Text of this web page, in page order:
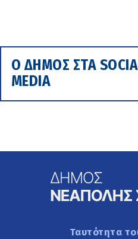
Ο ΔΗΜΟΣ ΣΤΑ
MEDIA
Ταυτότητα